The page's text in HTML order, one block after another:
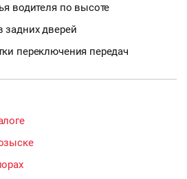
водителя по высоте
задних дверей
переключения передач